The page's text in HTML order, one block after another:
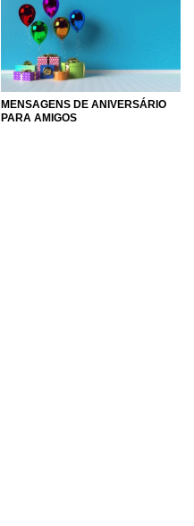
MENSAGENS DE ANIVERSÁRIO
PARA AMIGOS